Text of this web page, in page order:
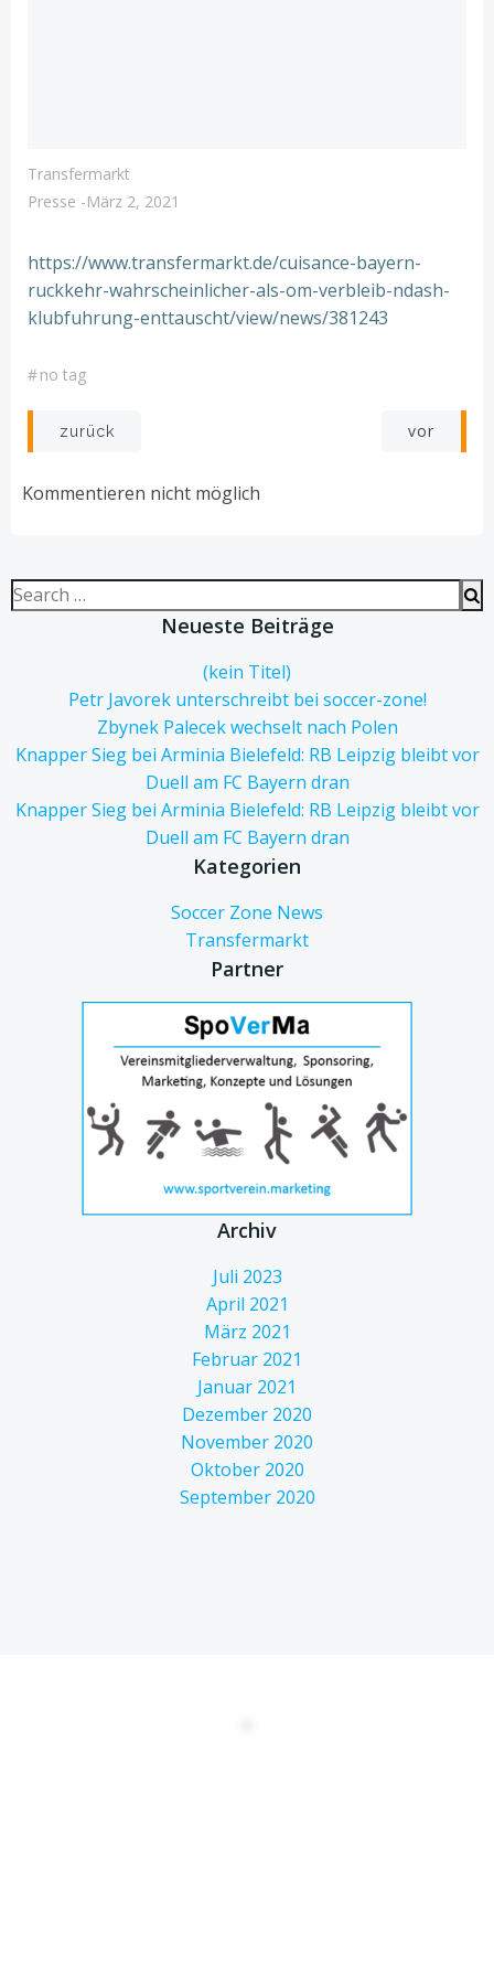
Transfermarkt
Presse -März 2, 2021
https://www.transfermarkt.de/cuisance-bayern-
ruckkehr-wahrscheinlicher-als-om-verbleib-ndash-
klubfuhrung-enttauscht/view/news/381243
#no tag
Post
navigation
zurück
navigation
vor
Kommentieren nicht möglich
Search
for:
Neueste Beiträge
(kein Titel)
Petr Javorek unterschreibt bei soccer-zone!
Zbynek Palecek wechselt nach Polen
Knapper Sieg bei Arminia Bielefeld: RB Leipzig bleibt vor
Duell am FC Bayern dran
Knapper Sieg bei Arminia Bielefeld: RB Leipzig bleibt vor
Duell am FC Bayern dran
Kategorien
Soccer Zone News
Transfermarkt
Partner
Archiv
Juli 2023
April 2021
März 2021
Februar 2021
Januar 2021
Dezember 2020
November 2020
Oktober 2020
September 2020